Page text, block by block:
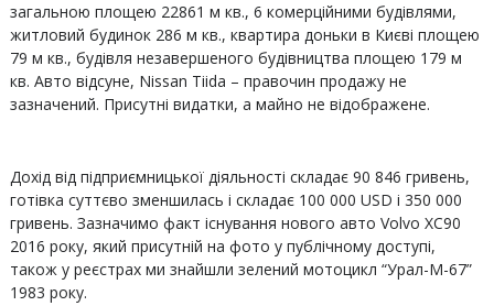
загальною площею 22861 м кв., 6 комерційними будівлями,
житловий будинок 286 м кв., квартира доньки в Києві площею
79 м кв., будівля незавершеного будівництва площею 179 м
кв. Авто відсуне, Nissan Tiida – правочин продажу не
зазначений. Присутні видатки, а майно не відображене.
Дохід від підприємницької діяльності складає 90 846 гривень,
готівка суттєво зменшилась і складає 100 000 USD і 350 000
гривень. Зазначимо факт існування нового авто Volvo XC90
2016 року, який присутній на фото у публічному доступі,
також у реєстрах ми знайшли зелений мотоцикл “Урал-М-67”
1983 року.